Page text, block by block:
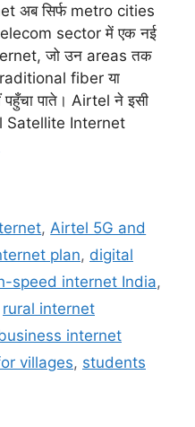
अब सिर्फ metro cities
sector में एक नई
जो उन areas तक
fiber या
पाते। Airtel ने इसी
Satellite Internet
, Airtel 5G and
plan, digital
speed internet India,
rural internet
internet
villages, students